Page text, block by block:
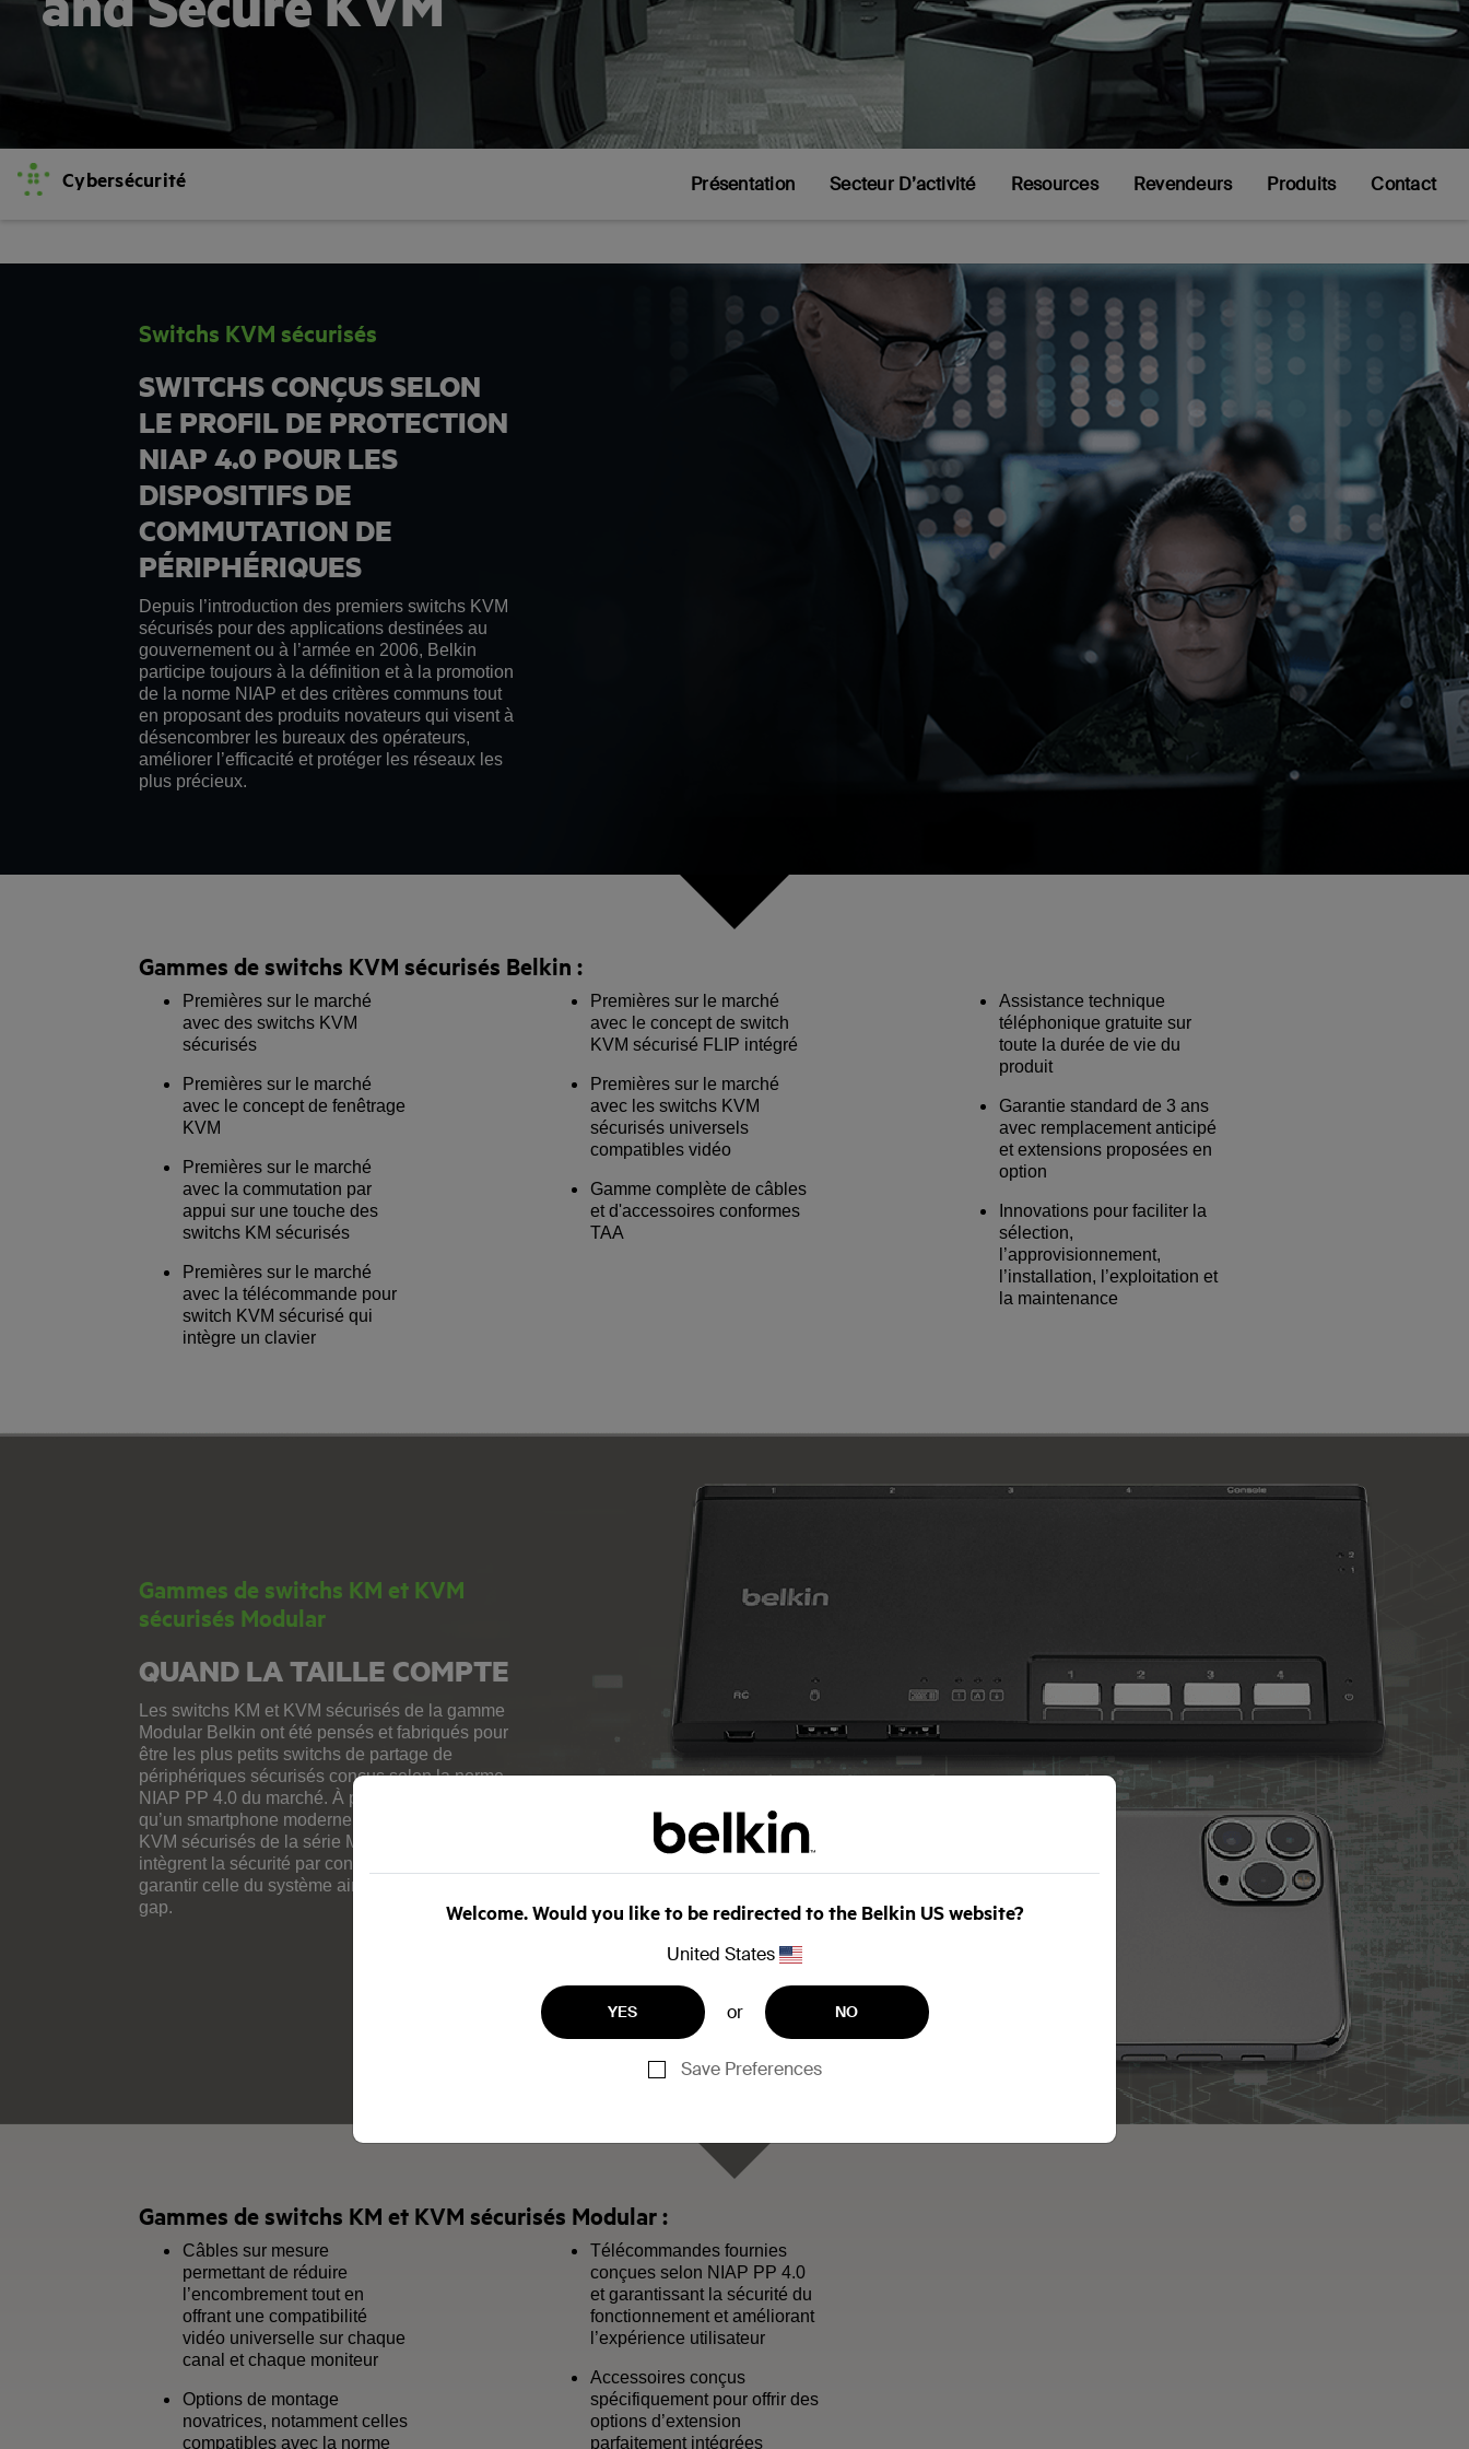
Cybersécurité Présentation Secteur D’activité Resources Revendeurs Produits Contact
Switchs KVM sécurisés
SWITCHS CONÇUS SELON
LE PROFIL DE PROTECTION
NIAP 4.0 POUR LES
DISPOSITIFS DE
COMMUTATION DE
PÉRIPHÉRIQUES
Depuis l’introduction des premiers switchs KVM
sécurisés pour des applications destinées au
gouvernement ou à l’armée en 2006, Belkin
participe toujours à la définition et à la promotion
de la norme NIAP et des critères communs tout
en proposant des produits novateurs qui visent à
désencombrer les bureaux des opérateurs,
améliorer l’efficacité et protéger les réseaux les
plus précieux.
Gammes de switchs KVM sécurisés Belkin :
Premières sur le marché
avec des switchs KVM
sécurisés
Premières sur le marché
avec le concept de fenêtrage
KVM
Premières sur le marché
avec la commutation par
appui sur une touche des
switchs KM sécurisés
Premières sur le marché
avec la télécommande pour
switch KVM sécurisé qui
intègre un clavier
Premières sur le marché
avec le concept de switch
KVM sécurisé FLIP intégré
Premières sur le marché
avec les switchs KVM
sécurisés universels
compatibles vidéo
Gamme complète de câbles
et d'accessoires conformes
TAA
Assistance technique
téléphonique gratuite sur
toute la durée de vie du
produit
Garantie standard de 3 ans
avec remplacement anticipé
et extensions proposées en
option
Innovations pour faciliter la
sélection,
l’approvisionnement,
l’installation, l’exploitation et
la maintenance
Gammes de switchs KM et KVM
sécurisés Modular
QUAND LA TAILLE COMPTE
Les switchs KM et KVM sécurisés de la gamme
Modular Belkin ont été pensés et fabriqués pour
être les plus petits switchs de partage de
périphériques sécurisés conçus selon la norme
NIAP PP 4.0 du marché. À peine plus larges
qu’un smartphone moderne, les switchs KM et
KVM sécurisés de la série Modular Belkin
intègrent la sécurité par construction afin de
garantir celle du système ainsi que l’isolation air
gap.
Gammes de switchs KM et KVM sécurisés Modular :
Câbles sur mesure
permettant de réduire
l’encombrement tout en
offrant une compatibilité
vidéo universelle sur chaque
canal et chaque moniteur
Options de montage
novatrices, notamment celles
compatibles avec la norme
Télécommandes fournies
conçues selon NIAP PP 4.0
et garantissant la sécurité du
fonctionnement et améliorant
l’expérience utilisateur
Accessoires conçus
spécifiquement pour offrir des
options d’extension
parfaitement intégrées
Welcome. Would you like to be redirected to the Belkin US website?
United States
YES or NO
Save Preferences